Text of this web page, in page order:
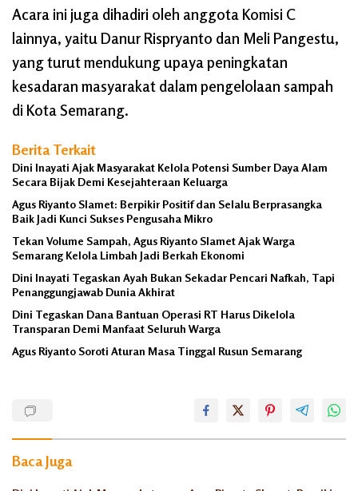
Acara ini juga dihadiri oleh anggota Komisi C
lainnya, yaitu Danur Rispryanto dan Meli Pangestu,
yang turut mendukung upaya peningkatan
kesadaran masyarakat dalam pengelolaan sampah
di Kota Semarang.
Berita Terkait
Dini Inayati Ajak Masyarakat Kelola Potensi Sumber Daya Alam
Secara Bijak Demi Kesejahteraan Keluarga
Agus Riyanto Slamet: Berpikir Positif dan Selalu Berprasangka
Baik Jadi Kunci Sukses Pengusaha Mikro
Tekan Volume Sampah, Agus Riyanto Slamet Ajak Warga
Semarang Kelola Limbah Jadi Berkah Ekonomi
Dini Inayati Tegaskan Ayah Bukan Sekadar Pencari Nafkah, Tapi
Penanggungjawab Dunia Akhirat
Dini Tegaskan Dana Bantuan Operasi RT Harus Dikelola
Transparan Demi Manfaat Seluruh Warga
Agus Riyanto Soroti Aturan Masa Tinggal Rusun Semarang
Inayati
DPRD
Semarang
Baca Juga